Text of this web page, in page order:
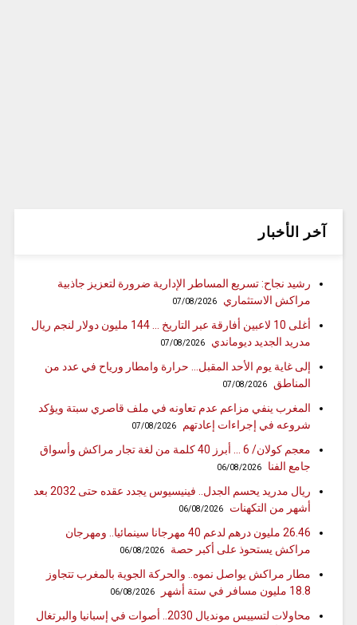
آخر الأخبار
رشيد نجاح: تسريع المساطر الإدارية ضرورة لتعزيز جاذبية
مراكش الاستثماري
07/08/2026
أغلى 10 لاعبين أفارقة عبر التاريخ … 144 مليون دولار لنجم ريال
مدريد الجديد ديوماندي
07/08/2026
إلى غاية يوم الأحد المقبل… حرارة وامطار ورياح في عدد من
المناطق
07/08/2026
المغرب ينفي مزاعم عدم تعاونه في ملف قاصري سبتة ويؤكد
شروعه في إجراءات إعادتهم
07/08/2026
معجم كولان/ 6 … أبرز 40 كلمة من لغة تجار مراكش وأسواق
جامع الفنا
06/08/2026
ريال مدريد يحسم الجدل.. فينيسيوس يجدد عقده حتى 2032 بعد
أشهر من التكهنات
06/08/2026
26.46 مليون درهم لدعم 40 مهرجانا سينمائيا.. ومهرجان
مراكش يستحوذ على أكبر حصة
06/08/2026
مطار مراكش يواصل نموه.. والحركة الجوية بالمغرب تتجاوز
18.8 مليون مسافر في ستة أشهر
06/08/2026
محاولات لتسييس مونديال 2030.. أصوات في إسبانيا والبرتغال